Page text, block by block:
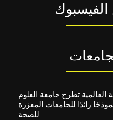
تطرح جامعة العلوم
رائدًا للجامعات المعززة
للصحة